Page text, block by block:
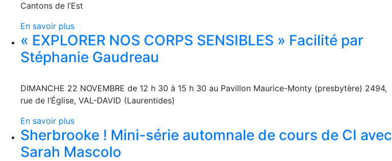
Cantons de l’Est
En savoir plus
« EXPLORER NOS CORPS SENSIBLES » Facilité par
Stéphanie Gaudreau
DIMANCHE 22 NOVEMBRE de 12 h 30 à 15 h 30 au Pavillon Maurice-Monty (presbytère) 2494,
rue de l’Église, VAL-DAVID (Laurentides)
En savoir plus
Sherbrooke ! Mini-série automnale de cours de CI avec
Sarah Mascolo